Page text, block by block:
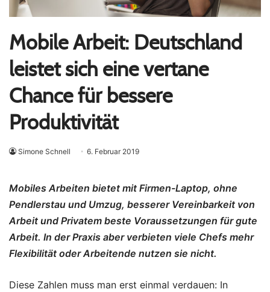
Mobile Arbeit: Deutschland
leistet sich eine vertane
Chance für bessere
Produktivität
Simone Schnell 6. Februar 2019
Mobiles Arbeiten bietet mit Firmen-Laptop, ohne
Pendlerstau und Umzug, besserer Vereinbarkeit von
Arbeit und Privatem beste Voraussetzungen für gute
Arbeit. In der Praxis aber verbieten viele Chefs mehr
Flexibilität oder Arbeitende nutzen sie nicht.
Diese Zahlen muss man erst einmal verdauen: In